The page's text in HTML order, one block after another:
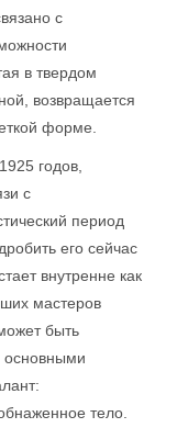
с
в твердом
возвращается
форме.
годов,
с
период
его сейчас
внутренне как
мастеров
быть
основными
тело.